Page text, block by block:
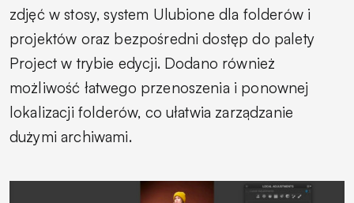
zdjęć w stosy, system Ulubione dla folderów i
projektów oraz bezpośredni dostęp do palety
Project w trybie edycji. Dodano również
możliwość łatwego przenoszenia i ponownej
lokalizacji folderów, co ułatwia zarządzanie
dużymi archiwami.